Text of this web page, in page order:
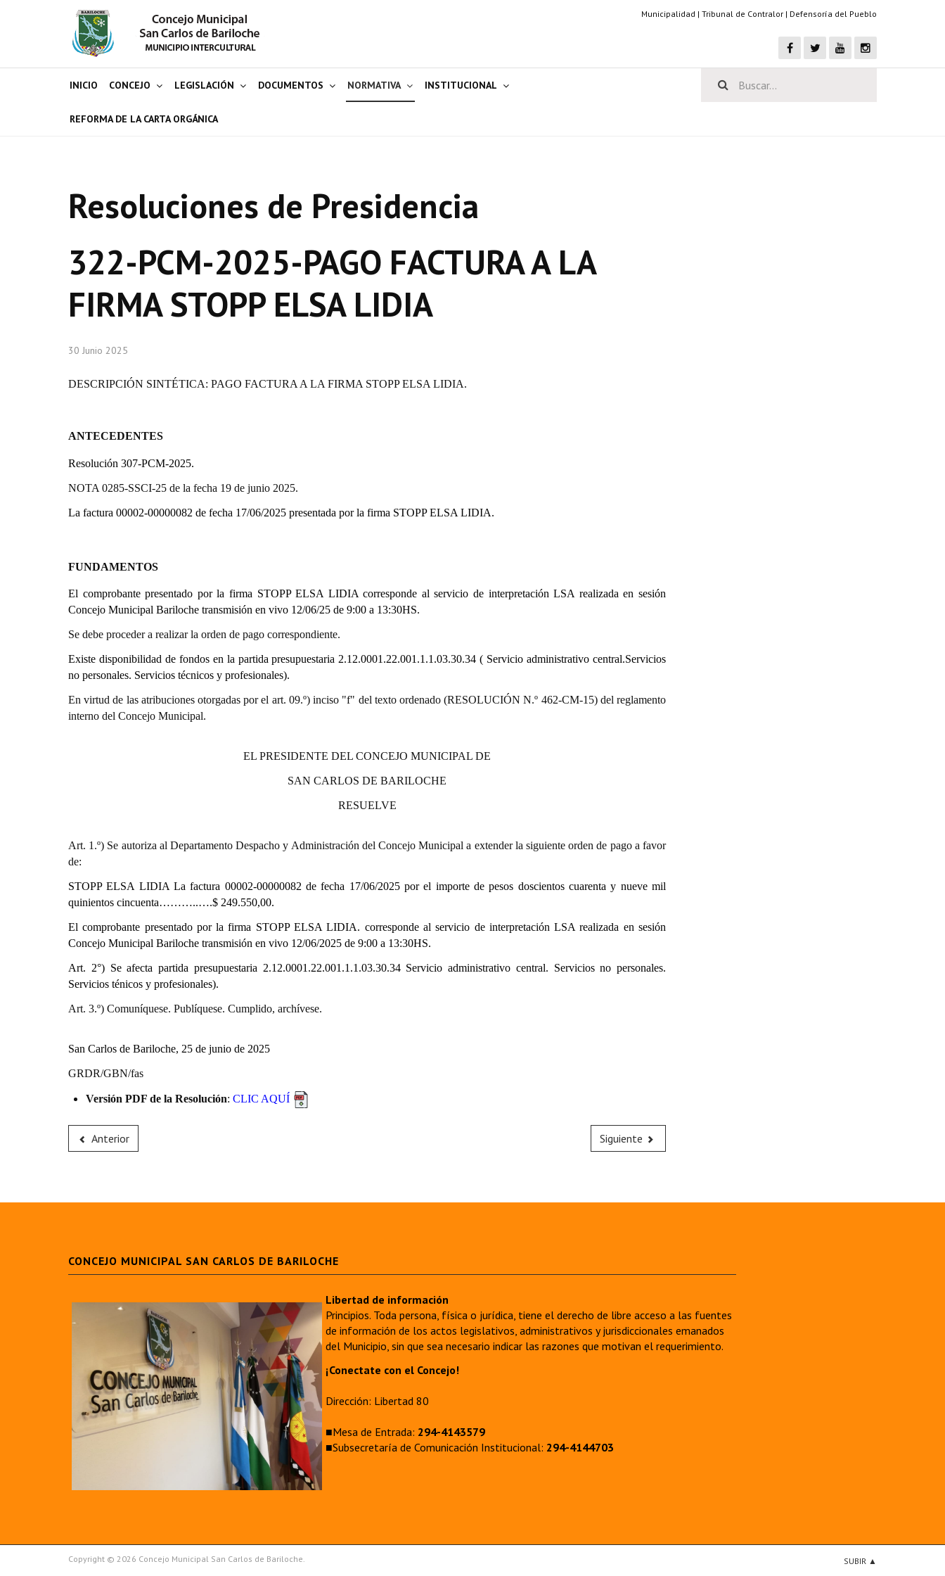
Municipalidad | Tribunal de Contralor | Defensoría del Pueblo
INICIO CONCEJO LEGISLACIÓN DOCUMENTOS NORMATIVA INSTITUCIONAL
REFORMA DE LA CARTA ORGÁNICA
Resoluciones de Presidencia
322-PCM-2025-PAGO FACTURA A LA
FIRMA STOPP ELSA LIDIA
30 Junio 2025
DESCRIPCIÓN SINTÉTICA: PAGO FACTURA A LA FIRMA STOPP ELSA LIDIA.
ANTECEDENTES
Resolución 307-PCM-2025.
NOTA 0285-SSCI-25 de la fecha 19 de junio 2025.
La factura 00002-00000082 de fecha 17/06/2025 presentada por la firma STOPP ELSA LIDIA.
FUNDAMENTOS
El comprobante presentado por la firma STOPP ELSA LIDIA corresponde al servicio de interpretación LSA realizada en sesión
Concejo Municipal Bariloche transmisión en vivo 12/06/25 de 9:00 a 13:30HS.
Se debe proceder a realizar la orden de pago correspondiente.
Existe disponibilidad de fondos en la partida presupuestaria 2.12.0001.22.001.1.1.03.30.34 ( Servicio administrativo central.Servicios
no personales. Servicios técnicos y profesionales).
En virtud de las atribuciones otorgadas por el art. 09.º) inciso "f" del texto ordenado (RESOLUCIÓN N.º 462-CM-15) del reglamento
interno del Concejo Municipal.
EL PRESIDENTE DEL CONCEJO MUNICIPAL DE
SAN CARLOS DE BARILOCHE
RESUELVE
Art. 1.º) Se autoriza al Departamento Despacho y Administración del Concejo Municipal a extender la siguiente orden de pago a favor
de:
STOPP ELSA LIDIA La factura 00002-00000082 de fecha 17/06/2025 por el importe de pesos doscientos cuarenta y nueve mil
quinientos cincuenta………..….$ 249.550,00.
El comprobante presentado por la firma STOPP ELSA LIDIA. corresponde al servicio de interpretación LSA realizada en sesión
Concejo Municipal Bariloche transmisión en vivo 12/06/2025 de 9:00 a 13:30HS.
Art. 2°) Se afecta partida presupuestaria 2.12.0001.22.001.1.1.03.30.34 Servicio administrativo central. Servicios no personales.
Servicios ténicos y profesionales).
Art. 3.º) Comuníquese. Publíquese. Cumplido, archívese.
San Carlos de Bariloche, 25 de junio de 2025
GRDR/GBN/fas
Versión PDF de la Resolución: CLIC AQUÍ
Anterior Siguiente
CONCEJO MUNICIPAL SAN CARLOS DE BARILOCHE
Libertad de información
Principios. Toda persona, física o jurídica, tiene el derecho de libre acceso a las fuentes
de información de los actos legislativos, administrativos y jurisdiccionales emanados
del Municipio, sin que sea necesario indicar las razones que motivan el requerimiento.
¡Conectate con el Concejo!
Dirección: Libertad 80
■Mesa de Entrada: 294-4143579
■Subsecretaría de Comunicación Institucional: 294-4144703
Copyright © 2026 Concejo Municipal San Carlos de Bariloche. SUBIR ▲